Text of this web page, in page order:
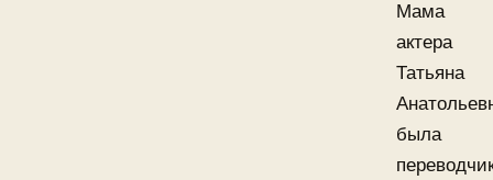
Мама
актера
Татьяна
была